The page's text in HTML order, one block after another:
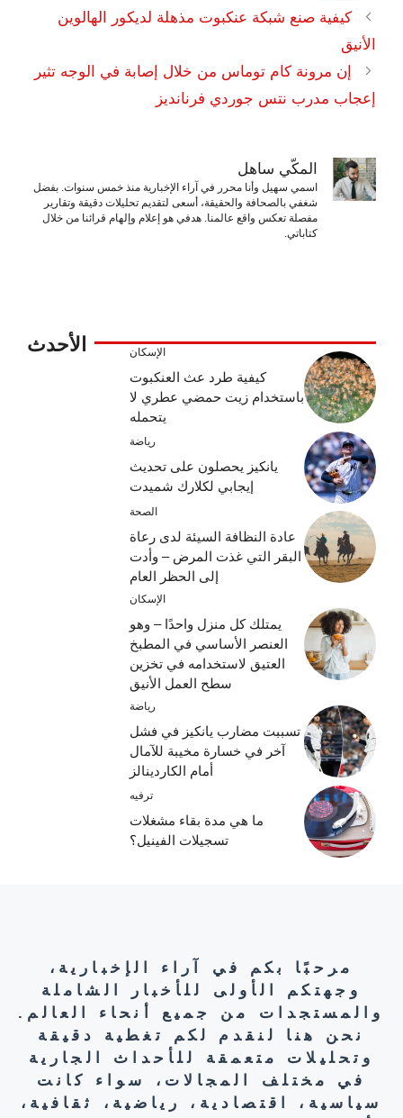
كيفية صنع شبكة عنكبوت مذهلة لديكور الهالوين
الأنيق
إن مرونة كام توماس من خلال إصابة في الوجه تثير
إعجاب مدرب نتس جوردي فرنانديز
المكّي ساهل
اسمي سهيل وأنا محرر في آراء الإخبارية منذ خمس سنوات. بفضل
شغفي بالصحافة والحقيقة، أسعى لتقديم تحليلات دقيقة وتقارير
مفصلة تعكس واقع عالمنا. هدفي هو إعلام وإلهام قرائنا من خلال
كتاباتي.
الأحدث الإسكان
كيفية طرد عث العنكبوت
باستخدام زيت حمضي عطري لا
يتحمله
رياضة
يانكيز يحصلون على تحديث
إيجابي لكلارك شميدت
الصحة
عادة النظافة السيئة لدى رعاة
البقر التي غذت المرض – وأدت
إلى الحظر العام
الإسكان
يمتلك كل منزل واحدًا – وهو
العنصر الأساسي في المطبخ
العتيق لاستخدامه في تخزين
سطح العمل الأنيق
رياضة
تسببت مضارب يانكيز في فشل
آخر في خسارة مخيبة للآمال
أمام الكاردينالز
ترفيه
ما هي مدة بقاء مشغلات
تسجيلات الفينيل؟
مرحبًا بكم في آراء الإخبارية،
وجهتكم الأولى للأخبار الشاملة
والمستجدات من جميع أنحاء العالم.
نحن هنا لنقدم لكم تغطية دقيقة
وتحليلات متعمقة للأحداث الجارية
في مختلف المجالات، سواء كانت
سياسية، اقتصادية، رياضية، ثقافية،